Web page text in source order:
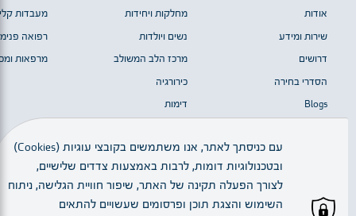
אודות
שירות ומידע
דרושים
הסדרי בחירה
Blogs
מחלקות ויחידות
נשים ויולדות
מרכז הלב המשולב
כירורגיה
דימות
מעבדות
רפואה
מרפאות
עם כניסתך לאתר, אנו משתמשים בקובצי עוגיות (Cookies)
ובטכנולוגיות דומות, לרבות באמצעות צדדים שלישיים,
לצורך הפעלה תקינה של האתר, שיפור חוויית הגלישה, ניתוח
השימוש והצגת תוכן ופרסומים שעשויים להתאים